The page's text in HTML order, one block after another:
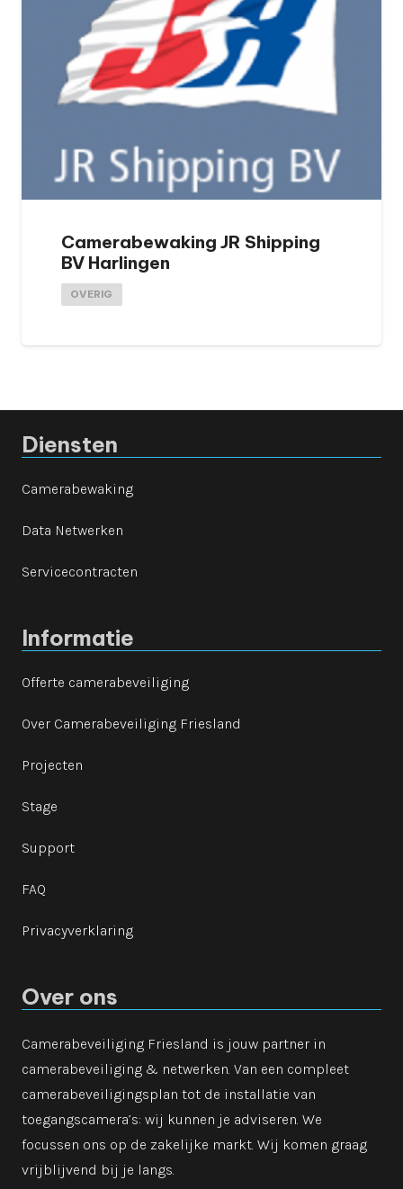
Camerabewaking JR Shipping
BV Harlingen
OVERIG
Diensten
Camerabewaking
Data Netwerken
Servicecontracten
Informatie
Offerte camerabeveiliging
Over Camerabeveiliging Friesland
Projecten
Stage
Support
FAQ
Privacyverklaring
Over ons
Camerabeveiliging Friesland is jouw partner in
camerabeveiliging & netwerken. Van een compleet
camerabeveiligingsplan tot de installatie van
toegangscamera’s: wij kunnen je adviseren. We
focussen ons op de zakelijke markt. Wij komen graag
vrijblijvend bij je langs.